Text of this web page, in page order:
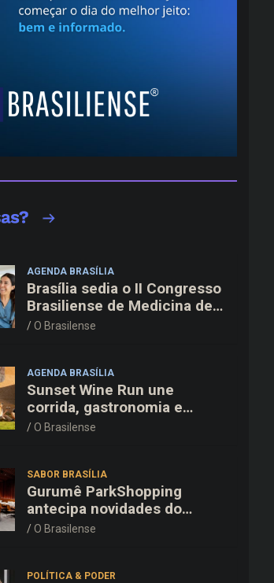
AGENDA BRASÍLIA
Brasília sedia o II Congresso
Brasiliense de Medicina de
Família e Comunidade na
O Brasilense
AGENDA BRASÍLIA
Sunset Wine Run une
corrida, gastronomia e
enoturismo na Vinícola
O Brasilense
SABOR BRASÍLIA
Gurumê ParkShopping
antecipa novidades do
cardápio e oferece 25% de
O Brasilense
POLÍTICA & PODER